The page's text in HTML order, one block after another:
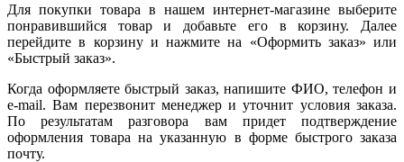
Для покупки товара в нашем интернет-магазине выберите
понравившийся товар и добавьте его в корзину. Далее
перейдите в корзину и нажмите на «Оформить заказ» или
«Быстрый заказ».
Когда оформляете быстрый заказ, напишите ФИО, телефон и
e-mail. Вам перезвонит менеджер и уточнит условия заказа.
По результатам разговора вам придет подтверждение
оформления товара на указанную в форме быстрого заказа
почту.